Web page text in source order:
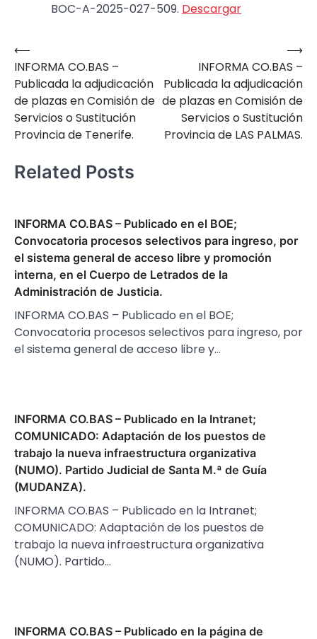
BOC-A-2025-027-509. Descargar
Navegación
de
entradas
⟵
INFORMA CO.BAS –
Publicada la adjudicación
de plazas en Comisión de
Servicios o Sustitución
Provincia de Tenerife.
INFORMA CO.BAS –
Publicada la adjudicación
de plazas en Comisión de
Servicios o Sustitución
Provincia de LAS PALMAS.
⟶
Related Posts
INFORMA CO.BAS – Publicado en el BOE;
Convocatoria procesos selectivos para ingreso, por
el sistema general de acceso libre y promoción
interna, en el Cuerpo de Letrados de la
Administración de Justicia.
INFORMA CO.BAS – Publicado en el BOE;
Convocatoria procesos selectivos para ingreso, por
el sistema general de acceso libre y…
INFORMA CO.BAS – Publicado en la Intranet;
COMUNICADO: Adaptación de los puestos de
trabajo la nueva infraestructura organizativa
(NUMO). Partido Judicial de Santa M.ª de Guía
(MUDANZA).
INFORMA CO.BAS – Publicado en la Intranet;
COMUNICADO: Adaptación de los puestos de
trabajo la nueva infraestructura organizativa
(NUMO). Partido…
INFORMA CO.BAS – Publicado en la página de